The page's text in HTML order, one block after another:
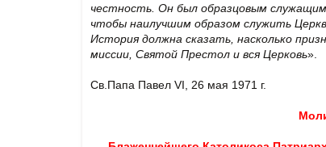
честность. Он был образцовым
чтобы наилучшим образом служить
История должна сказать, насколько
миссии, Святой Престол и вся Церковь».
Св.Папа Павел VI, 26 мая 1971 г.